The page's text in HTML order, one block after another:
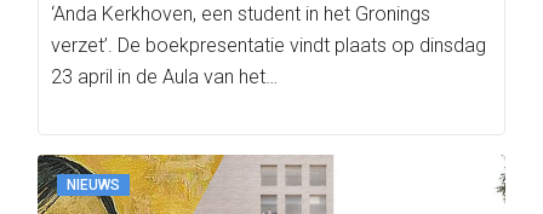
‘Anda Kerkhoven, een student in het Gronings
verzet’. De boekpresentatie vindt plaats op dinsdag
23 april in de Aula van het…
NIEUWS